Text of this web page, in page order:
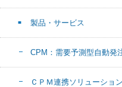
製品・サービス
CPM：需要予測型自動発
ＣＰＭ連携ソリューション